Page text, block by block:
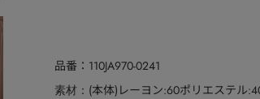
品番 110JA970-0241
素材
(本体)レーヨン:60ポリエステル